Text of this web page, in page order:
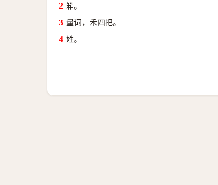
箱。
量词，禾四把。
姓。